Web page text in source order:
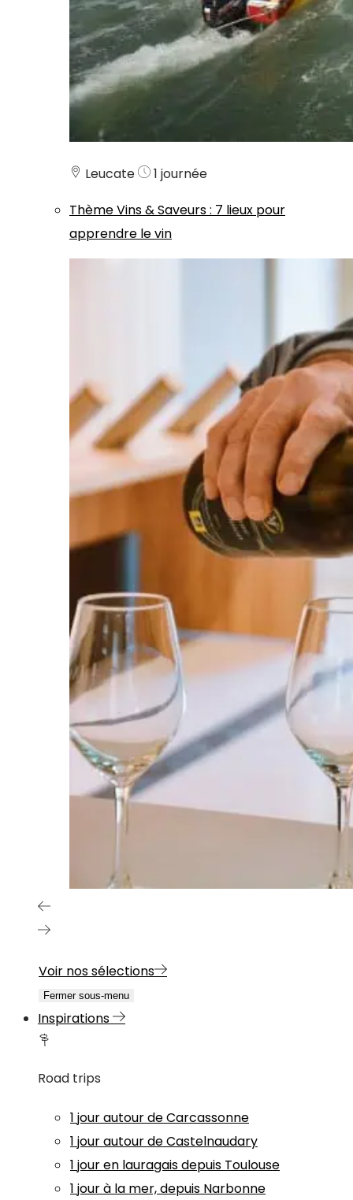
Leucate
1 journée
ThèmeVins & Saveurs: 7 lieux pour
apprendre le vin
Voir nos sélections
Fermer sous-menu
Inspirations
Road trips
1 jour autour de Carcassonne
1 jour autour de Castelnaudary
1 jour en lauragais depuis Toulouse
1 jour à la mer, depuis Narbonne